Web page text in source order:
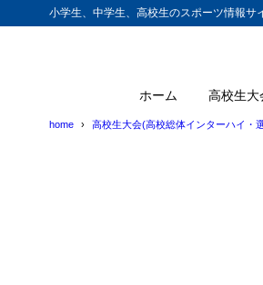
小学生、中学生、高校生のスポーツ情報サ
ホーム 高校生大
home 高校生大会(高校総体インターハイ・